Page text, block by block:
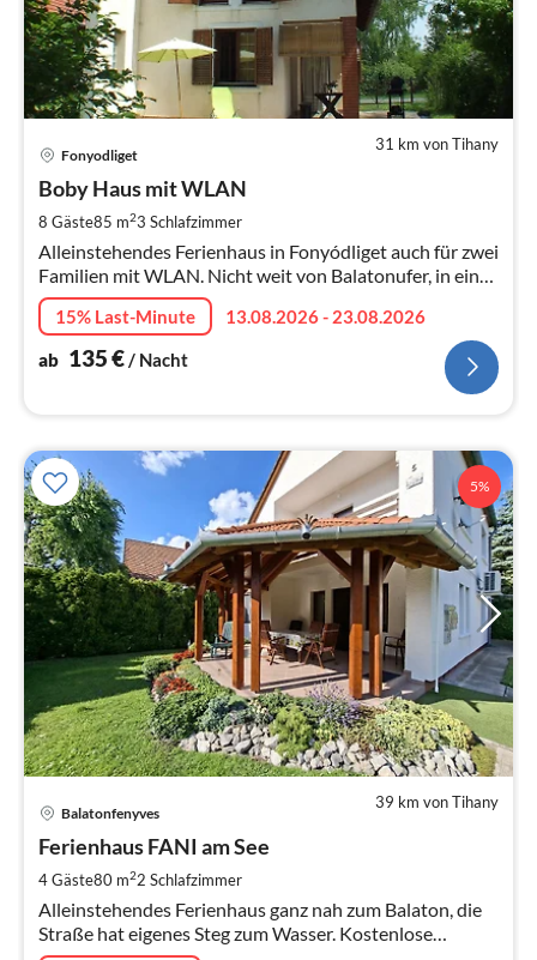
31 km von Tihany
Fonyodliget
Boby Haus mit WLAN
8 Gäste85 m23 Schlafzimmer
Alleinstehendes Ferienhaus in Fonyódliget auch für zwei
Familien mit WLAN. Nicht weit von Balatonufer, in einer
ruhigen Umgebung nah zum Árpád-Strand
15% Last-Minute
13.08.2026 - 23.08.2026
ab 135€/ Nacht
5%
39 km von Tihany
Balatonfenyves
Ferienhaus FANI am See
4 Gäste80 m22 Schlafzimmer
Alleinstehendes Ferienhaus ganz nah zum Balaton, die
Straße hat eigenes Steg zum Wasser. Kostenlose